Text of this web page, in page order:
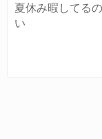
夏休み暇してる
い